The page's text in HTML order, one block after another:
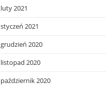
luty 2021
styczeń 2021
grudzień 2020
listopad 2020
październik 2020